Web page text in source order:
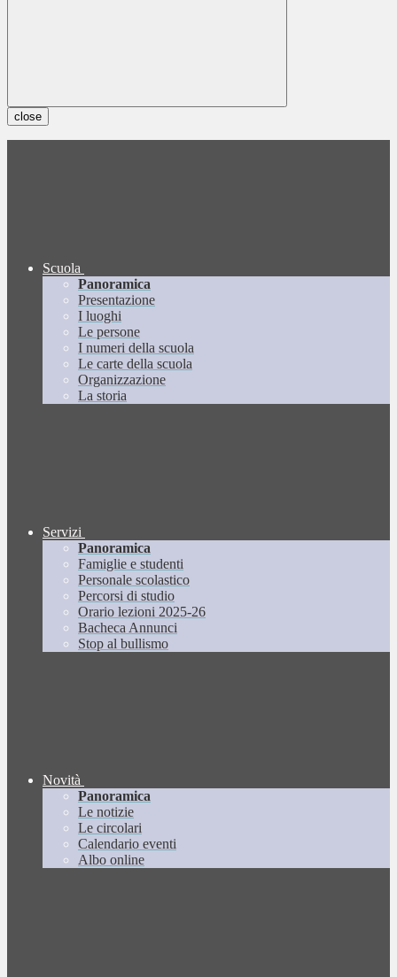
close
Scuola
Panoramica
Presentazione
I luoghi
Le persone
I numeri della scuola
Le carte della scuola
Organizzazione
La storia
Servizi
Panoramica
Famiglie e studenti
Personale scolastico
Percorsi di studio
Orario lezioni 2025-26
Bacheca Annunci
Stop al bullismo
Novità
Panoramica
Le notizie
Le circolari
Calendario eventi
Albo online